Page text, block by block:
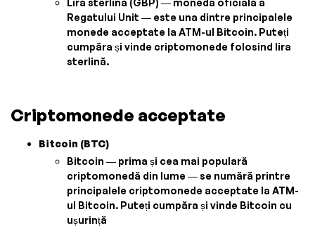
Regatului Unit — este una dintre principalele
monede acceptate la ATM-ul Bitcoin. Puteți
cumpăra și vinde criptomonede folosind lira
sterlină.
Criptomonede acceptate
Bitcoin (BTC)
Bitcoin — prima și cea mai populară
criptomonedă din lume — se numără printre
principalele criptomonede acceptate la ATM-
ul Bitcoin. Puteți cumpăra și vinde Bitcoin cu
ușurință